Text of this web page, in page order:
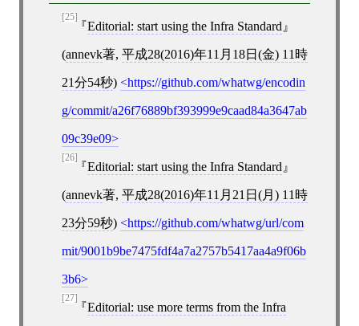
[25]
Editorial: start using the Infra Standard
(annevk著, 平成28(2016)年11月18日(金) 11時
21分54秒) https://github.com/whatwg/encodin
g/commit/a26f76889bf393999e9caad84a3647ab
09c39e09
[26]
Editorial: start using the Infra Standard
(annevk著, 平成28(2016)年11月21日(月) 11時
23分59秒) https://github.com/whatwg/url/com
mit/9001b9be7475fdf4a7a2757b5417aa4a9f06b
3b6
[27]
Editorial: use more terms from the Infra